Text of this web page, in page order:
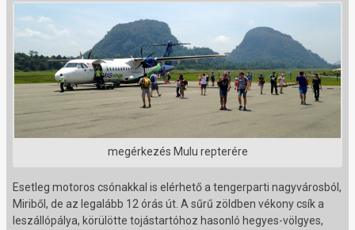
megérkezés Mulu repterére
Esetleg motoros csónakkal is elérhető a tengerparti nagyvárosból,
Miriből, de az legalább 12 órás út. A sűrű zöldben vékony csík a
leszállópálya, körülötte tojástartóhoz hasonló hegyes-völgyes,